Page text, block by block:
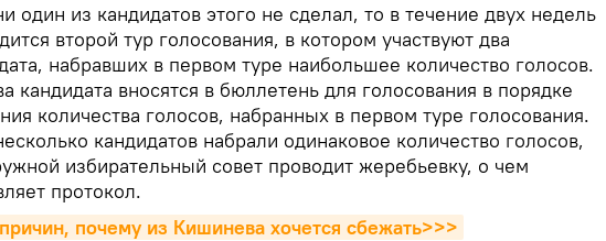
один из кандидатов этого не сделал, то в течение двух недель
второй тур голосования, в котором участвуют два
набравших в первом туре наибольшее количество голосов.
кандидата вносятся в бюллетень для голосования в порядке
количества голосов, набранных в первом туре голосования.
кандидатов набрали одинаковое количество голосов,
избирательный совет проводит жеребьевку, о чем
протокол.
почему из Кишинева хочется сбежать>>>